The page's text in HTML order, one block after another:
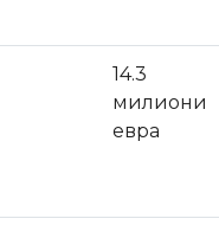
14.3
милиони
евра